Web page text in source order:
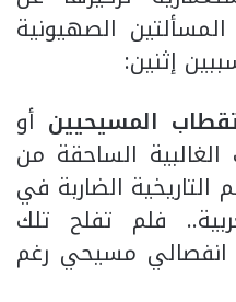
الصهيونية
إثنين:
المسيحيين أو
الساحقة من
الضاربة في
فلم تفلح تلك
مسيحي رغم